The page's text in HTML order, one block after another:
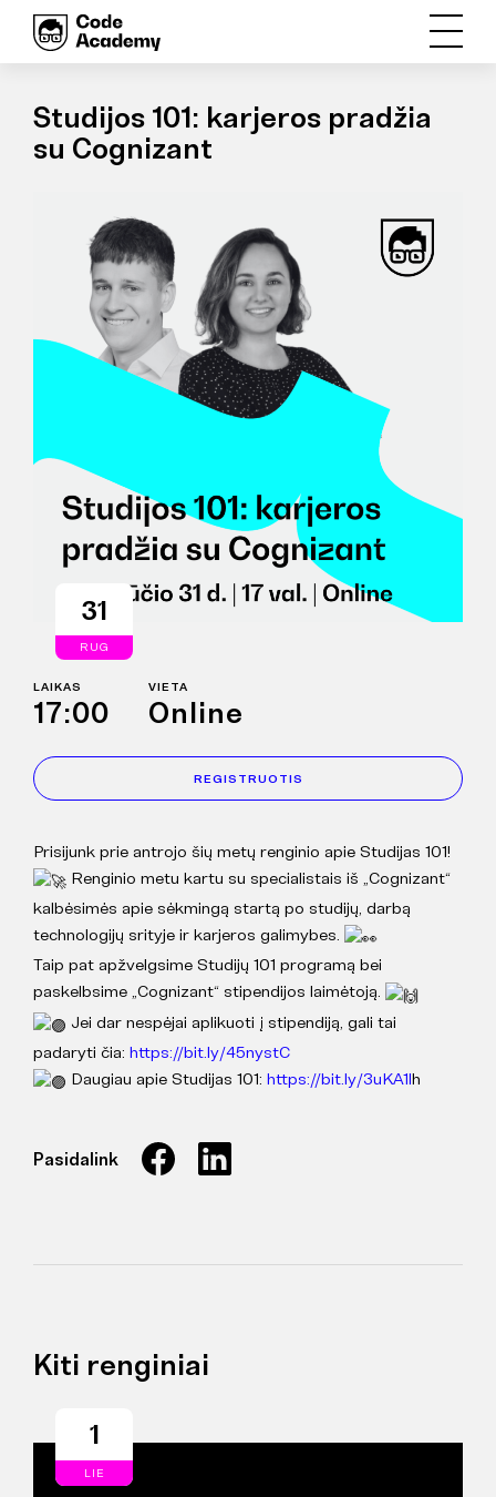
Studijos 101: karjeros pradžia
su Cognizant
31
RUG
LAIKAS
17:00
VIETA
Online
REGISTRUOTIS
Prisijunk prie antrojo šių metų renginio apie Studijas 101!
Renginio metu kartu su specialistais iš „Cognizant“
kalbėsimės apie sėkmingą startą po studijų, darbą
technologijų srityje ir karjeros galimybes.
Taip pat apžvelgsime Studijų 101 programą bei
paskelbsime „Cognizant“ stipendijos laimėtoją.
Jei dar nespėjai aplikuoti į stipendiją, gali tai
padaryti čia: https://bit.ly/45nystC
Daugiau apie Studijas 101: https://bit.ly/3uKA1lh
Pasidalink
Kiti renginiai
1
LIE